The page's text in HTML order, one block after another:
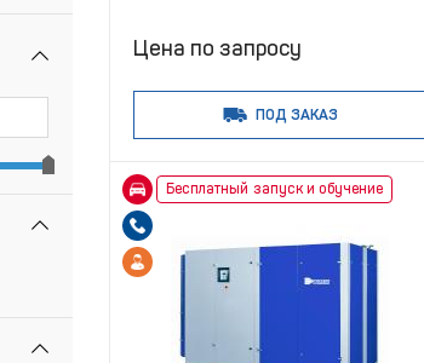
Цена по запросу
ПОД ЗАКАЗ
Бесплатный запуск и обучение